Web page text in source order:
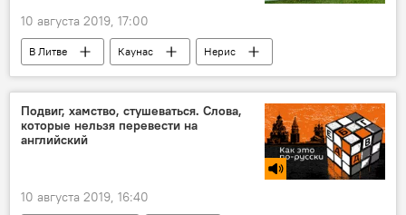
10 августа 2019, 17:00
В Литве Каунас
Нерис
Via Baltica
дороги
Подвиг, хамство, стушеваться. Слова,
которые нельзя перевести на
английский
10 августа 2019, 16:40